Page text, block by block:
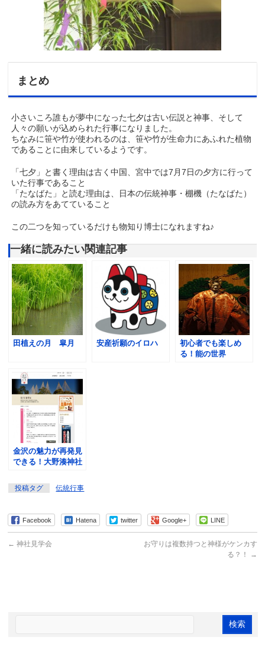
まとめ
小さいころ誰もが夢中になった七夕は古い伝説と神事、そして
人々の願いが込められた行事になりました。
ちなみに笹や竹が使われるのは、笹や竹が生命力にあふれた植物
であることに由来しているようです。
「七夕」と書く理由は古く中国、宮中では7月7日の夕方に行って
いた行事であること
「たなばた」と読む理由は、日本の伝統神事・棚機（たなばた）
の読み方をあてていること
この二つを知っているだけも物知り博士になれますね♪
一緒に読みたい関連記事
田植えの月 皐月 安産祈願のイロハ
初心者でも楽しめ
る！能の世界
金沢の魅力が再発見
できる！大野湊神社
投稿タグ 伝統行事
Facebook Hatena twitter Google+ LINE
← 神社見学会
お守りは複数持つと神様がケンカす
る？！
→